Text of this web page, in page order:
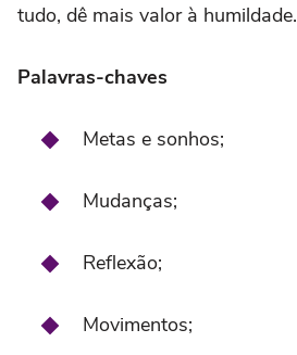
tudo, dê mais valor à humildade.
Palavras-chaves
Metas e sonhos;
Mudanças;
Reflexão;
Movimentos;